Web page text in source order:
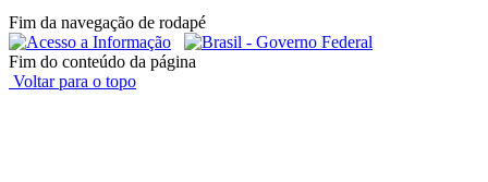
Fim da navegação de rodapé
Fim do conteúdo da página
Voltar para o topo